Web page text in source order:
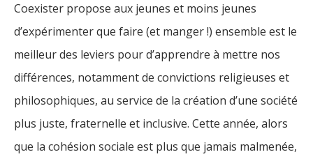
Coexister propose aux jeunes et moins jeunes
d’expérimenter que faire (et manger !) ensemble est le
meilleur des leviers pour d’apprendre à mettre nos
différences, notamment de convictions religieuses et
philosophiques, au service de la création d’une société
plus juste, fraternelle et inclusive. Cette année, alors
que la cohésion sociale est plus que jamais malmenée,